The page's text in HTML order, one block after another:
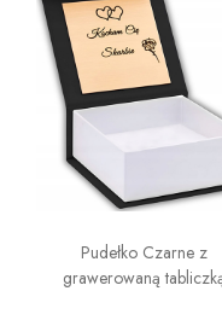
Pudełko Czarne z
grawerowaną